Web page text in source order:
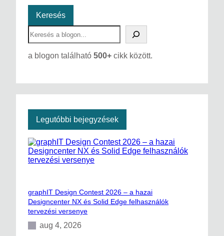
Keresés
S
e
r
a blogon található 500+ cikk között.
Legutóbbi bejegyzések
graphIT Design Contest 2026 – a hazai
Designcenter NX és Solid Edge felhasználók
tervezési versenye
aug 4, 2026